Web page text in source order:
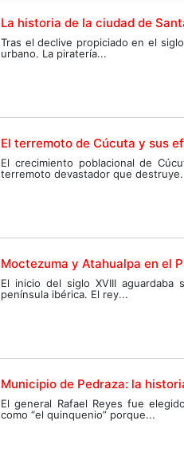
La historia de la ciudad de
Tras el declive propiciado en el
urbano. La piratería...
El terremoto de Cúcuta y sus
El crecimiento poblacional de
terremoto devastador que
Moctezuma y Atahualpa en el
El inicio del siglo XVIII
península ibérica. El rey...
Municipio de Pedraza: la
El general Rafael Reyes fue
como “el quinquenio” porque...